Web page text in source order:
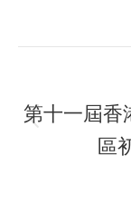
navigation
第十一屆香
區